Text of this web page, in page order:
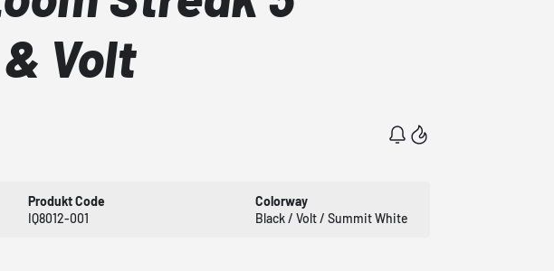
Volt
Produkt Code
IQ8012-001
Colorway
Black / Volt / Summit White